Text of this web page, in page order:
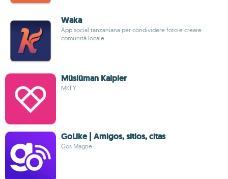
Waka
App social tanzaniana per condividere foto e creare
comunità locale
Müslüman Kalpler
MKEY
GoLike | Amigos, sitios, citas
Gos Magne